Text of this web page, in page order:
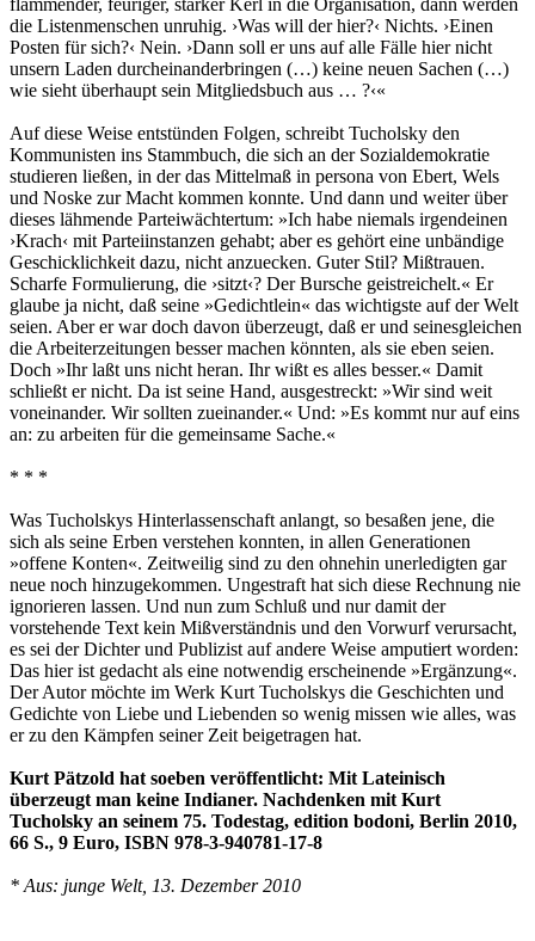
die Listenmenschen unruhig. ›Was will der hier?‹ Nichts. ›Einen
Posten für sich?‹ Nein. ›Dann soll er uns auf alle Fälle hier nicht
unsern Laden durcheinanderbringen (…) keine neuen Sachen (…)
wie sieht überhaupt sein Mitgliedsbuch aus … ?‹«
Auf diese Weise entstünden Folgen, schreibt Tucholsky den
Kommunisten ins Stammbuch, die sich an der Sozialdemokratie
studieren ließen, in der das Mittelmaß in persona von Ebert, Wels
und Noske zur Macht kommen konnte. Und dann und weiter über
dieses lähmende Parteiwächtertum: »Ich habe niemals irgendeinen
›Krach‹ mit Parteiinstanzen gehabt; aber es gehört eine unbändige
Geschicklichkeit dazu, nicht anzuecken. Guter Stil? Mißtrauen.
Scharfe Formulierung, die ›sitzt‹? Der Bursche geistreichelt.« Er
glaube ja nicht, daß seine »Gedichtlein« das wichtigste auf der Welt
seien. Aber er war doch davon überzeugt, daß er und seinesgleichen
die Arbeiterzeitungen besser machen könnten, als sie eben seien.
Doch »Ihr laßt uns nicht heran. Ihr wißt es alles besser.« Damit
schließt er nicht. Da ist seine Hand, ausgestreckt: »Wir sind weit
voneinander. Wir sollten zueinander.« Und: »Es kommt nur auf eins
an: zu arbeiten für die gemeinsame Sache.«
* * *
Was Tucholskys Hinterlassenschaft anlangt, so besaßen jene, die
sich als seine Erben verstehen konnten, in allen Generationen
»offene Konten«. Zeitweilig sind zu den ohnehin unerledigten gar
neue noch hinzugekommen. Ungestraft hat sich diese Rechnung nie
ignorieren lassen. Und nun zum Schluß und nur damit der
vorstehende Text kein Mißverständnis und den Vorwurf verursacht,
es sei der Dichter und Publizist auf andere Weise amputiert worden:
Das hier ist gedacht als eine notwendig erscheinende »Ergänzung«.
Der Autor möchte im Werk Kurt Tucholskys die Geschichten und
Gedichte von Liebe und Liebenden so wenig missen wie alles, was
er zu den Kämpfen seiner Zeit beigetragen hat.
Kurt Pätzold hat soeben veröffentlicht: Mit Lateinisch
überzeugt man keine Indianer. Nachdenken mit Kurt
Tucholsky an seinem 75. Todestag, edition bodoni, Berlin 2010,
66 S., 9 Euro, ISBN 978-3-940781-17-8
* Aus: junge Welt, 13. Dezember 2010